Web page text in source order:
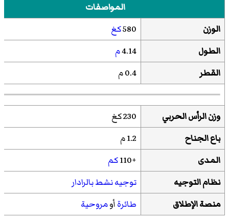
المواصفات
الوزن
580كغ
الطول
4.14م
القطر
0.4 م
وزن الرأس الحربي
230 كغ
باع الجناح
1.2 م
المدى
+110
كم
نظام التوجيه
توجيه نشط بالرادار
منصة الإطلاق
طائرةأومروحية